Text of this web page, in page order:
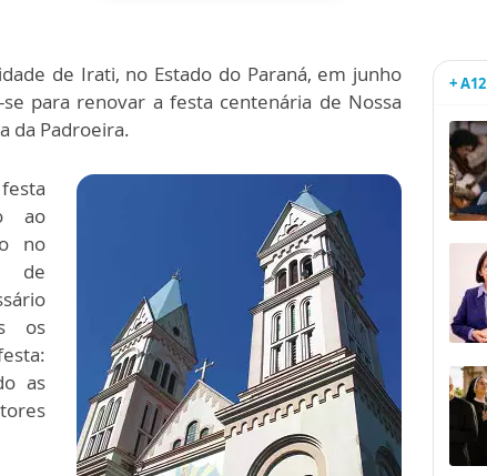
de Irati, no Estado do Paraná, em junho
para renovar a festa centenária de Nossa
da Padroeira.
ao
no
de
os
as
+ A12